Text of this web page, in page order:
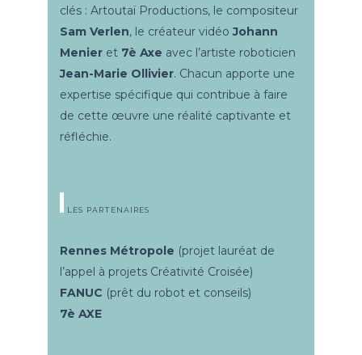
clés : Artoutaï Productions, le compositeur
Sam Verlen, le créateur vidéoJohann
Menier et 7è Axe avec l’artiste roboticien
Jean-Marie Ollivier. Chacun apporte une
expertise spécifique qui contribue à faire
de cette œuvre une réalité captivante et
réfléchie.
LES PARTENAIRES
Rennes Métropole (projet lauréat de
l’appel à projets Créativité Croisée)
FANUC (prêt du robot et conseils)
7è AXE